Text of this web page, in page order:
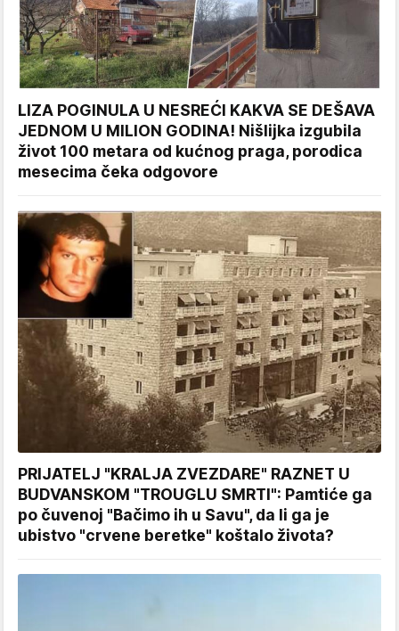
LIZA POGINULA U NESREĆI KAKVA SE DEŠAVA
JEDNOM U MILION GODINA! Nišlijka izgubila
život 100 metara od kućnog praga, porodica
mesecima čeka odgovore
PRIJATELJ "KRALJA ZVEZDARE" RAZNET U
BUDVANSKOM "TROUGLU SMRTI": Pamtiće ga
po čuvenoj "Bačimo ih u Savu", da li ga je
ubistvo "crvene beretke" koštalo života?